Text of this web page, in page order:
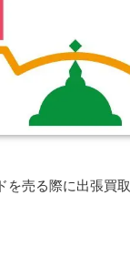
を売る際に出張買